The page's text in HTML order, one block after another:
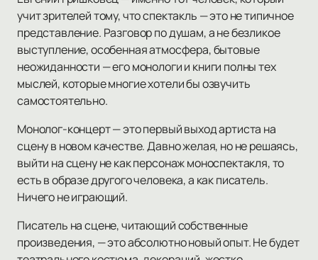
учит зрителей тому, что спектакль — это не типичное
представление. Разговор по душам, а не безликое
выступление, особенная атмосфера, бытовые
неожиданности — его монологи и книги полны тех
мыслей, которые многие хотели бы озвучить
самостоятельно.
Монолог-концерт — это первый выход артиста на
сцену в новом качестве. Давно желая, но не решаясь,
выйти на сцену не как персонаж моноспектакля, то
есть в образе другого человека, а как писатель.
Ничего не играющий.
Писатель на сцене, читающий собственные
произведения, — это абсолютно новый опыт. Не будет